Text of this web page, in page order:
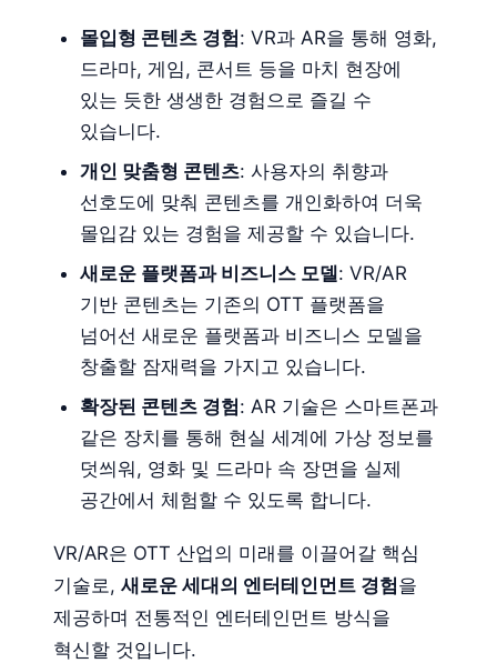
몰입형 콘텐츠 경험: VR과 AR을 통해 영화,
드라마, 게임, 콘서트 등을 마치 현장에
있는 듯한 생생한 경험으로 즐길 수
있습니다.
개인 맞춤형 콘텐츠: 사용자의 취향과
선호도에 맞춰 콘텐츠를 개인화하여 더욱
몰입감 있는 경험을 제공할 수 있습니다.
새로운 플랫폼과 비즈니스 모델: VR/AR
기반 콘텐츠는 기존의 OTT 플랫폼을
넘어선 새로운 플랫폼과 비즈니스 모델을
창출할 잠재력을 가지고 있습니다.
확장된 콘텐츠 경험: AR 기술은 스마트폰과
같은 장치를 통해 현실 세계에 가상 정보를
덧씌워, 영화 및 드라마 속 장면을 실제
공간에서 체험할 수 있도록 합니다.
VR/AR은 OTT 산업의 미래를 이끌어갈 핵심
기술로, 새로운 세대의 엔터테인먼트 경험을
제공하며 전통적인 엔터테인먼트 방식을
혁신할 것입니다.